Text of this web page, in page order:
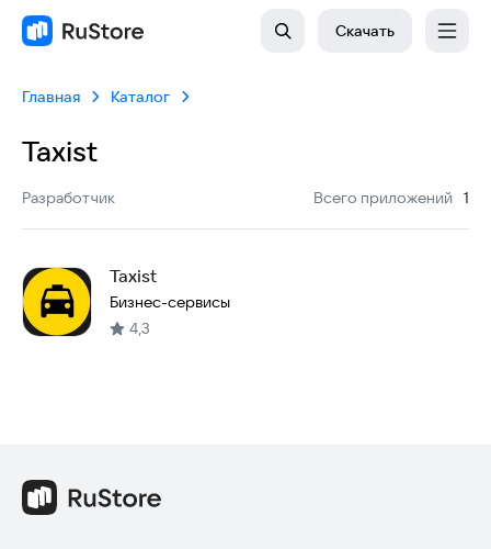
Скачать
Главная Каталог
Taxist
Разработчик Всего приложений
: 1
Taxist
Бизнес-сервисы
4,3